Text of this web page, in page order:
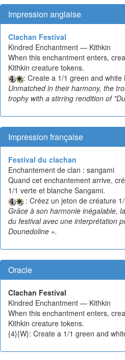
Impression anglaise
Clachan Festival
Kindred Enchantment — Kithkin
When this enchantment enters,
Kithkin creature tokens.
: Create a 1/1 green and
Unmatched in their harmony, the
trophy with a stirring rendition of
Impression française
Festival du clachan
Enchantement de clan : sangami
Quand cet enchantement arrive,
1/1 verte et blanche Sangami.
: Créez un jeton de créature
Grâce à son harmonie inégalable,
du festival avec une interprétation
Dounedoline ».
Oracle
Clachan Festival
Kindred Enchantment — Kithkin
When this enchantment enters,
Kithkin creature tokens.
{4}{W}: Create a 1/1 green and